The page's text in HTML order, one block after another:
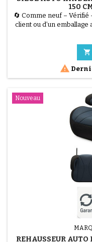
150
🔄 Comme neuf – Vérifié
client ou d’un
% fonctionnel. Le
jusqu'à 12 ans (76 à 150
la


Nouveau
REHAUSSEUR